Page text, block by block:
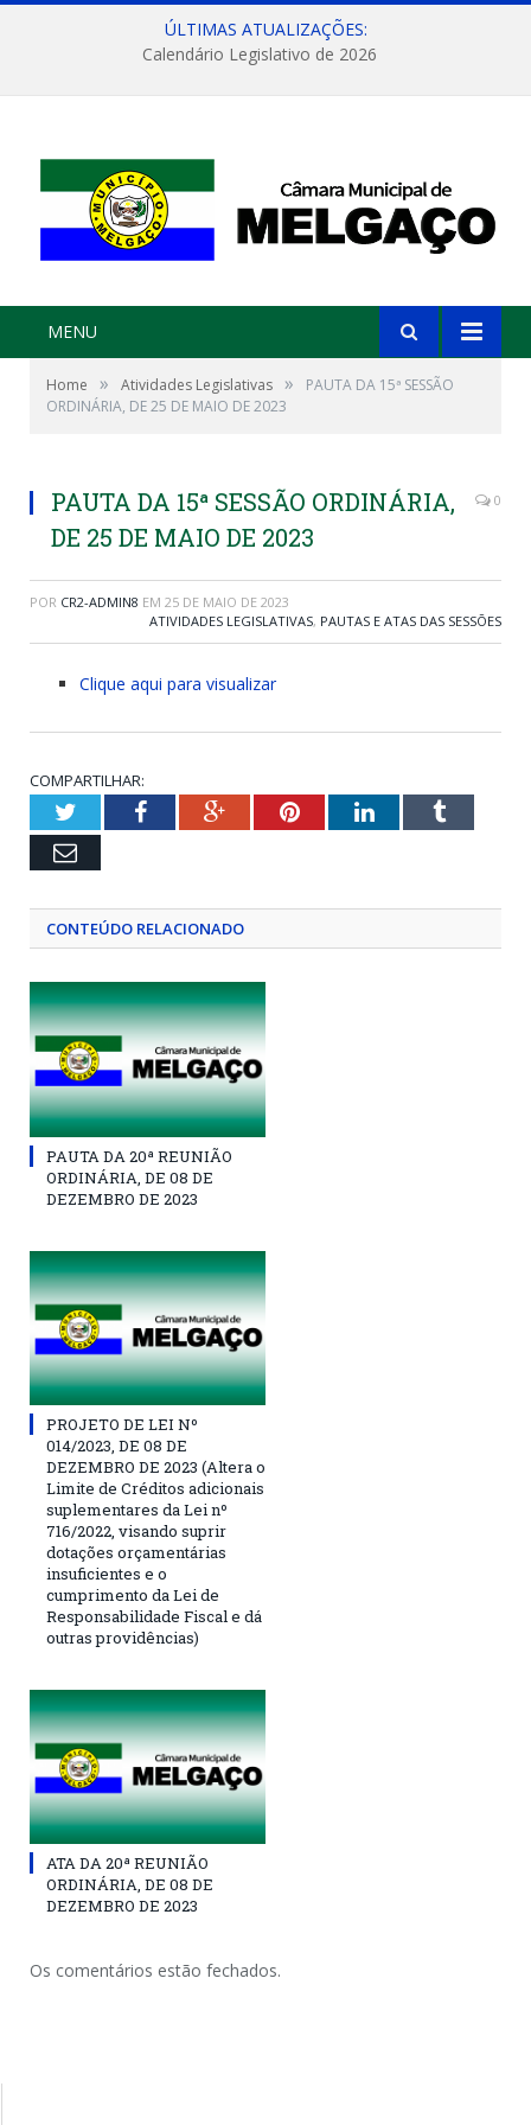
ÚLTIMAS ATUALIZAÇÕES:
Calendário Legislativo de 2026
MENU
Home » Atividades Legislativas »
PAUTA DA 15ª SESSÃO
ORDINÁRIA, DE 25 DE MAIO DE 2023
PAUTA DA 15ª SESSÃO ORDINÁRIA,
DE 25 DE MAIO DE 2023
0
POR CR2-ADMIN8 EM 25 DE MAIO DE 2023
ATIVIDADES LEGISLATIVAS, PAUTAS E ATAS DAS SESSÕES
Clique aqui para visualizar
COMPARTILHAR:
TwitterFacebookGoogle+PinterestLinkedInTumblr
Email
CONTEÚDO RELACIONADO
PAUTA DA 20ª REUNIÃO
ORDINÁRIA, DE 08 DE
DEZEMBRO DE 2023
PROJETO DE LEI Nº
014/2023, DE 08 DE
DEZEMBRO DE 2023 (Altera o
Limite de Créditos adicionais
suplementares da Lei nº
716/2022, visando suprir
dotações orçamentárias
insuficientes e o
cumprimento da Lei de
Responsabilidade Fiscal e dá
outras providências)
ATA DA 20ª REUNIÃO
ORDINÁRIA, DE 08 DE
DEZEMBRO DE 2023
Os comentários estão fechados.